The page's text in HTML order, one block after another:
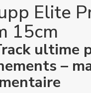
Elite
15cm
ultime
–